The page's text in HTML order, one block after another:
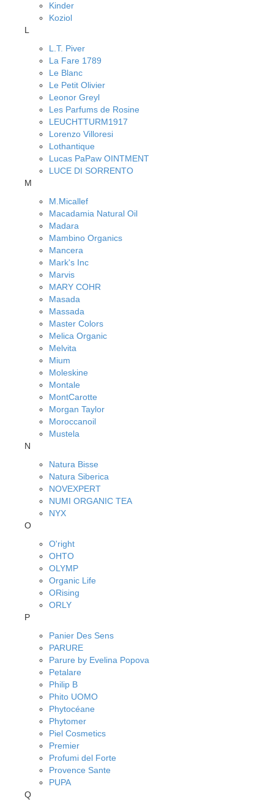
Kinder
Koziol
L
L.T. Piver
La Fare 1789
Le Blanc
Le Petit Olivier
Leonor Greyl
Les Parfums de Rosine
LEUCHTTURM1917
Lorenzo Villoresi
Lothantique
Lucas PaPaw OINTMENT
LUCE DI SORRENTO
M
M.Micallef
Macadamia Natural Oil
Madara
Mambino Organics
Mancera
Mark's Inc
Marvis
MARY COHR
Masada
Massada
Master Colors
Melica Organic
Melvita
Mium
Moleskine
Montale
MontCarotte
Morgan Taylor
Moroccanoil
Mustela
N
Natura Bisse
Natura Siberica
NOVEXPERT
NUMI ORGANIC TEA
NYX
O
O'right
OHTO
OLYMP
Organic Life
ORising
ORLY
P
Panier Des Sens
PARURE
Parure by Evelina Popova
Petalare
Philip B
Phito UOMO
Phytocéane
Phytomer
Piel Cosmetics
Premier
Profumi del Forte
Provence Sante
PUPA
Q